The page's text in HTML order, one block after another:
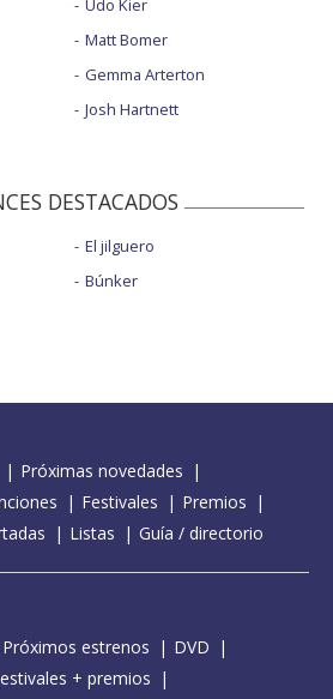
Udo Kier
Matt Bomer
Gemma Arterton
Josh Hartnett
DESTACADOS
El jilguero
Búnker
Próximas novedades
Festivales
Premios
Listas Guía / directorio
Próximos estrenos
DVD
+ premios